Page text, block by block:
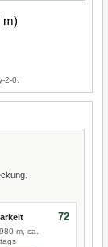
m)
2-0.
m, ca.
72